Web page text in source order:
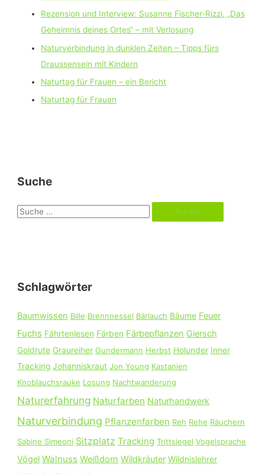
Rezension und Interview: Susanne Fischer-Rizzi, „Das
Geheimnis deines Ortes“ – mit Verlosung
Naturverbindung in dunklen Zeiten – Tipps fürs
Draussensein mit Kindern
Naturtag für Frauen – ein Bericht
Naturtag für Frauen
Suche
S
n
a
c
h
:
Schlagwörter
Baumwissen Bille Brennnessel Bärlauch Bäume Feuer
Fuchs Fährtenlesen Färben Färbepflanzen Giersch
Goldrute Graureiher Gundermann Herbst Holunder Inner
Tracking Johanniskraut Jon Young Kastanien
Knoblauchsrauke Losung Nachtwanderung
Naturerfahrung Naturfarben Naturhandwerk
Naturverbindung Pflanzenfarben Reh Rehe Räuchern
Sabine Simeoni Sitzplatz Tracking Trittsiegel Vogelsprache
Vögel Walnuss Weißdorn Wildkräuter Wildnislehrer